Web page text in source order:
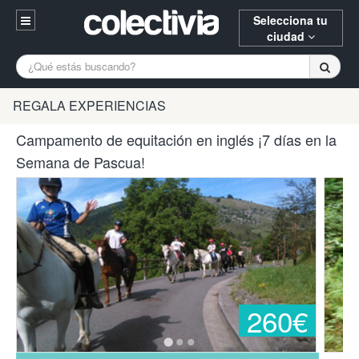
Selecciona tu
ciudad
Entrar
94 652 38 15 (L-V 10:30-15:00)
¿Necesitas ayuda? Escríbenos
A Coruña Alicante
Burgos Donostia
Gijón Huesca
Madrid Oviedo Palencia
Pamplona Santander Tarragona
Valencia Vitoria Zaragoza
REGALA EXPERIENCIAS
Campamento de equitación en inglés ¡7 días en la
Semana de Pascua!
260€